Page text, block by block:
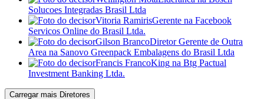
Solucoes Integradas Brasil Ltda
Vitoria RamirisGerente na Facebook
Servicos Online do Brasil Ltda.
Gilson BrancoDiretor Gerente de Outra
Area na Sanovo Greenpack Embalagens do Brasil Ltda
Francis FrancoKing na Btg Pactual
Investment Banking Ltda.
Carregar mais Diretores